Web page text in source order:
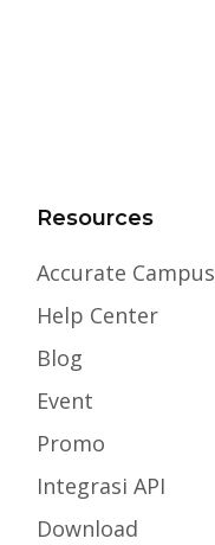
Resources
Accurate Campus
Help Center
Blog
Event
Promo
Integrasi API
Download